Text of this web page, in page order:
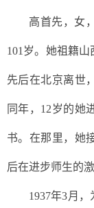
高首先，女
101岁。她祖籍山
先后在北京离世
同年，12岁的她
书。在那里，她
后在进步师生的
1937年3月 ，